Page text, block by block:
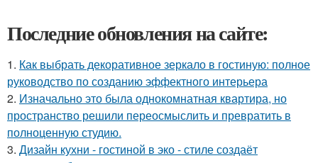
Последние обновления на сайте:
1. Как выбрать декоративное зеркало в гостиную: полное
руководство по созданию эффектного интерьера
2. Изначально это была однокомнатная квартира, но
пространство решили переосмыслить и превратить в
полноценную студию.
3. Дизайн кухни - гостиной в эко - стиле создаёт